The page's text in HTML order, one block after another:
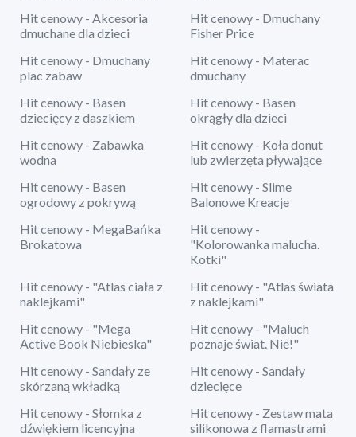
Hit cenowy - Akcesoria
dmuchane dla dzieci
Hit cenowy - Dmuchany
Fisher Price
Hit cenowy - Dmuchany
plac zabaw
Hit cenowy - Materac
dmuchany
Hit cenowy - Basen
dziecięcy z daszkiem
Hit cenowy - Basen
okrągły dla dzieci
Hit cenowy - Zabawka
wodna
Hit cenowy - Koła donut
lub zwierzęta pływające
Hit cenowy - Basen
ogrodowy z pokrywą
Hit cenowy - Slime
Balonowe Kreacje
Hit cenowy - MegaBańka
Brokatowa
Hit cenowy -
"Kolorowanka malucha.
Kotki"
Hit cenowy - "Atlas ciała z
naklejkami"
Hit cenowy - "Atlas świata
z naklejkami"
Hit cenowy - "Mega
Active Book Niebieska"
Hit cenowy - "Maluch
poznaje świat. Nie!"
Hit cenowy - Sandały ze
skórzaną wkładką
Hit cenowy - Sandały
dziecięce
Hit cenowy - Słomka z
dźwiękiem licencyjna
Hit cenowy - Zestaw mata
silikonowa z flamastrami